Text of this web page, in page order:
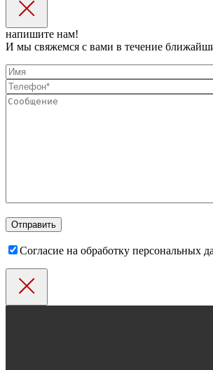
напишите нам!
И мы свяжемся с вами в течение
Согласие на обработку персональных